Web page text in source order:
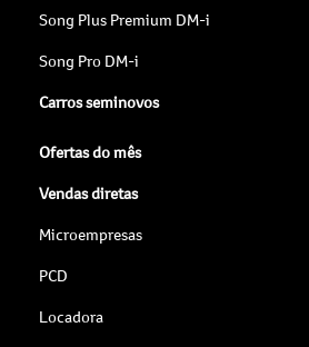
Song Plus Premium DM-i
Song Pro DM-i
Carros seminovos
Ofertas do mês
Vendas diretas
Microempresas
PCD
Locadora